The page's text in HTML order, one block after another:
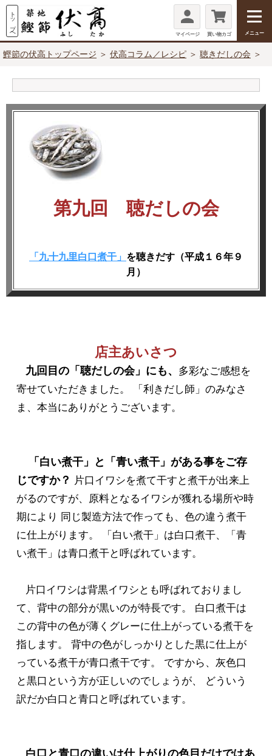
マイページ 買い物カゴ メニュー
鰹節の伏高トップページ ＞ 伏高コラム／レシピ ＞ 聴きだしの会 ＞
第九回 聴だしの会
「九十九里白口煮干」 を聴きだす（平成１６年９
月）
店主あいさつ
九回目の「聴だしの会」にも、 多彩なご感想を
寄せていただきました。 「利きだし師」のみなさ
ま、本当にありがとうございます。
「白い煮干」と「青い煮干」がある事をご存
じですか？ 片口イワシを煮て干すと煮干が出来上
がるのですが、原料となるイワシが獲れる場所や時
期により 同じ製造方法で作っても、色の違う煮干
に仕上がります。 「白い煮干」は白口煮干、「青
い煮干」は青口煮干と呼ばれています。
片口イワシは背黒イワシとも呼ばれておりまし
て、背中の部分が黒いのが特長です。 白口煮干は
この背中の色が薄くグレーに仕上がっている煮干を
指します。 背中の色がしっかりとした黒に仕上が
っている煮干が青口煮干です。 ですから、灰色口
と黒口という方が正しいのでしょうが、 どういう
訳だか白口と青口と呼ばれています。
白口と青口の違いは仕上がりの色目だけではあ